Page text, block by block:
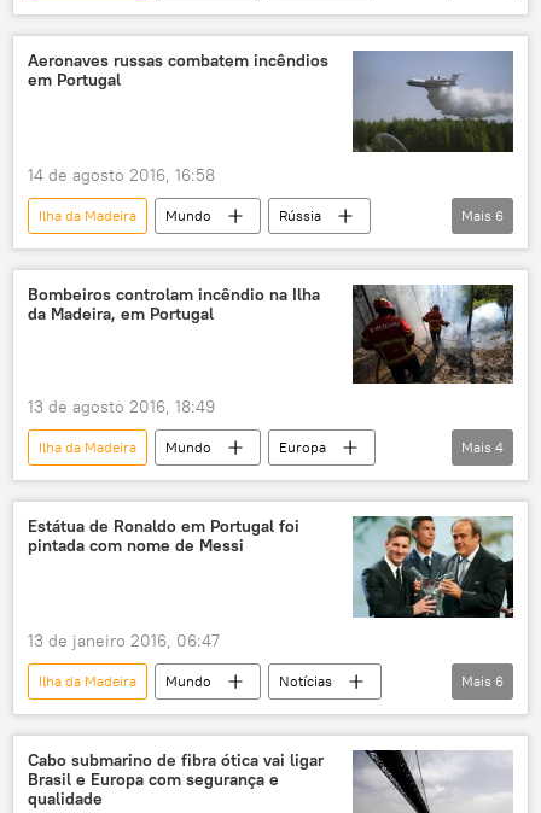
Notícias
Itália
Portugal
Marrocos
Funchal
António Costa
ministério das Emergências
primeiro-ministro
Rússia
Aeronaves russas combatem incêndios
em Portugal
14 de agosto 2016, 16:58
Ilha da Madeira Mundo
Rússia
Notícias
Portugal
ministério das Emergências
Be-200
incêndio
incêndio florestal
Mais 6
Bombeiros controlam incêndio na Ilha
da Madeira, em Portugal
13 de agosto 2016, 18:49
Ilha da Madeira Mundo
Europa
Notícias
Portugal
bombeiros
incêndio
Mais 4
Estátua de Ronaldo em Portugal foi
pintada com nome de Messi
13 de janeiro 2016, 06:47
Ilha da Madeira Mundo
Notícias
Portugal
Neymar
Lionel Messi
Cristiano Ronaldo
Bola de Ouro
futebol
Mais 6
Cabo submarino de fibra ótica vai ligar
Brasil e Europa com segurança e
qualidade